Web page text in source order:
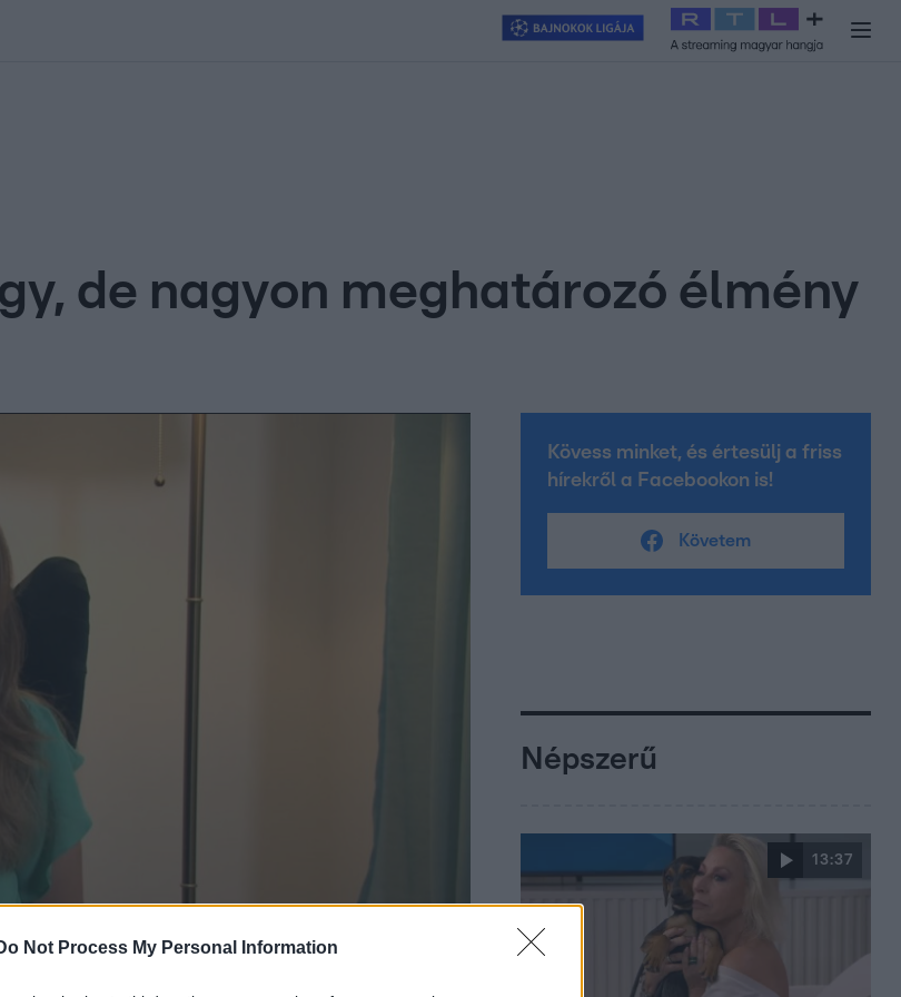
Not Process My Personal Information
Exek csatája 2026 Celeb vagyok, ments ki innen
de nagyon meghatározó élmény
Kövess minket, és értesülj a friss
hírekről a Facebookon is!
Követem
Népszerű
13:37